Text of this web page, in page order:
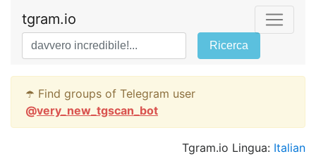
tgram.io
Ricerca
☂️ Find groups of Telegram user
@very_new_tgscan_bot
Tgram.io Lingua: Italian